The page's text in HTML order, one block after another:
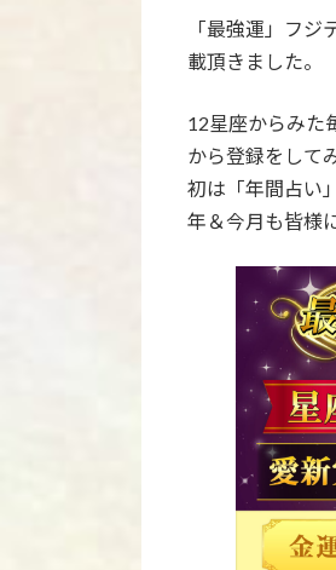
「最強運」フ
載頂きました。
12星座からみた
から登録をして
初は「年間占い
年＆今月も皆様